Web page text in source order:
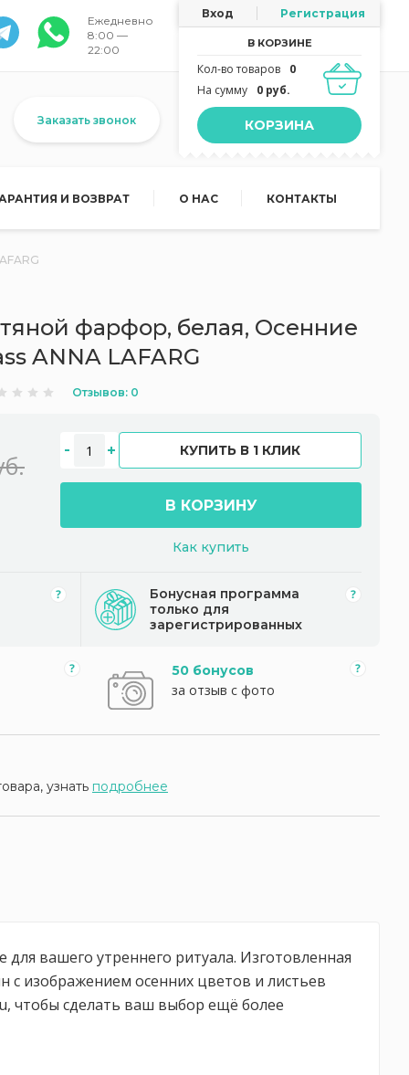
Ежедневно
8:00 —
22:00
Вход Регистрация
В КОРЗИНЕ
Кол-во товаров
0
На сумму
0 руб.
КОРЗИНА
Заказать звонок
И ВОЗВРАТ О НАС КОНТАКТЫ
фарфор, белая, Осенние
ANNA LAFARG
Отзывов: 0
КУПИТЬ В 1 КЛИК
В КОРЗИНУ
Как купить
Бонусная программа
только для
зарегистрированных
50 бонусов
за отзыв с фото
узнать подробнее
вашего утреннего ритуала. Изготовленная
с изображением осенних цветов и листьев
чтобы сделать ваш выбор ещё более